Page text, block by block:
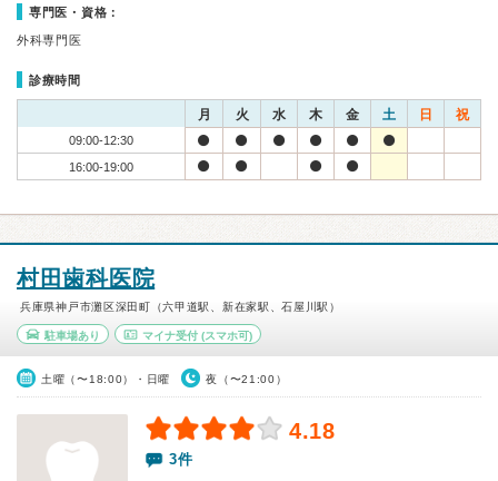
専門医・資格：
外科専門医
診療時間
月 火 水 木 金 土 日 祝
09:00-12:30
16:00-19:00
村田歯科医院
兵庫県神戸市灘区深田町（六甲道駅、新在家駅、石屋川駅）
駐車場あり マイナ受付(スマホ可)
土曜（〜18:00）・日曜 夜（〜21:00）
4.18
3件